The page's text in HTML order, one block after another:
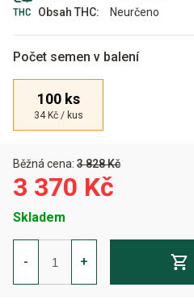
Obsah THC:
Neurčeno
Počet semen v balení
100 ks
34 Kč / kus
Běžná cena: 3 828 Kč
3 370 Kč
Skladem
-
Blueberry
Feminizovaná
Bulk
+